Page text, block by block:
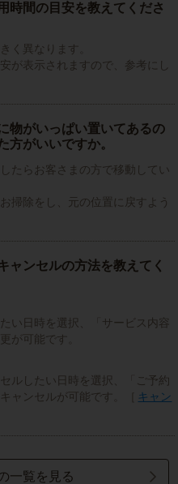
時間の目安を教えてくださ
く異なります。
が表示されますので、参考にし
物がいっぱい置いてあるの
方がいいですか。
たらお客さまの方で移動してい
掃除をし、元の位置に戻すよう
ャンセルの方法を教えてく
い日時を選択、「サービス内容
が可能です。
ルしたい日時を選択、「ご予約
ャンセルが可能です。［
キャン
一覧を見る